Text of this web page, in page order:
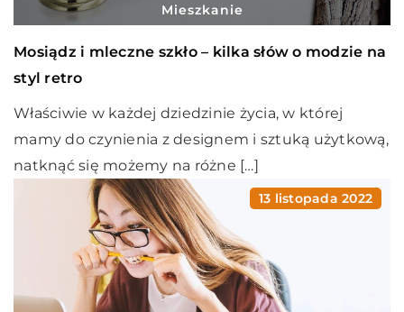
Mieszkanie
Mosiądz i mleczne szkło – kilka słów o modzie na
styl retro
Właściwie w każdej dziedzinie życia, w której
mamy do czynienia z designem i sztuką użytkową,
natknąć się możemy na różne […]
13 listopada 2022